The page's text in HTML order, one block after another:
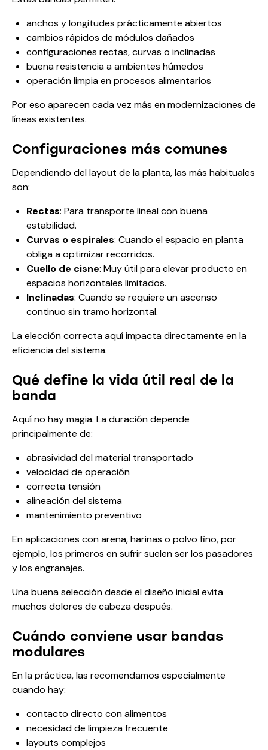
anchos y longitudes prácticamente abiertos
cambios rápidos de módulos dañados
configuraciones rectas, curvas o inclinadas
buena resistencia a ambientes húmedos
operación limpia en procesos alimentarios
Por eso aparecen cada vez más en modernizaciones de
líneas existentes.
Configuraciones más comunes
Dependiendo del layout de la planta, las más habituales
son:
Rectas: Para transporte lineal con buena
estabilidad.
Curvas o espirales: Cuando el espacio en planta
obliga a optimizar recorridos.
Cuello de cisne: Muy útil para elevar producto en
espacios horizontales limitados.
Inclinadas: Cuando se requiere un ascenso
continuo sin tramo horizontal.
La elección correcta aquí impacta directamente en la
eficiencia del sistema.
Qué define la vida útil real de la
banda
Aquí no hay magia. La duración depende
principalmente de:
abrasividad del material transportado
velocidad de operación
correcta tensión
alineación del sistema
mantenimiento preventivo
En aplicaciones con arena, harinas o polvo fino, por
ejemplo, los primeros en sufrir suelen ser los pasadores
y los engranajes.
Una buena selección desde el diseño inicial evita
muchos dolores de cabeza después.
Cuándo conviene usar bandas
modulares
En la práctica, las recomendamos especialmente
cuando hay:
contacto directo con alimentos
necesidad de limpieza frecuente
layouts complejos